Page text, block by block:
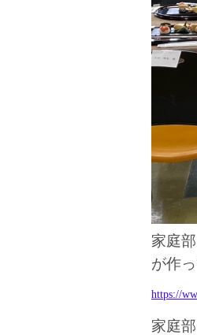
家庭
が作
https://
家庭